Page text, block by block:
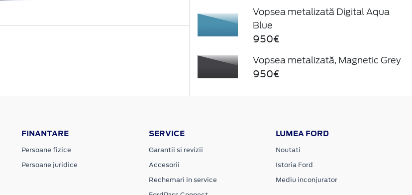
Vopsea metalizată Digital Aqua
Blue
950€
Vopsea metalizată, Magnetic Grey
950€
FINANTARE
Persoane fizice
Persoane juridice
SERVICE
Garantii si revizii
Accesorii
Rechemari in service
LUMEA FORD
Noutati
Istoria Ford
Mediu inconjurator